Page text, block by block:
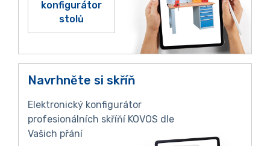
konfigurátor
stolů
Navrhněte si skříň
Elektronický konfigurátor
profesionálních skříňí KOVOS dle
Vašich přání